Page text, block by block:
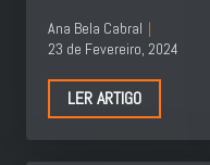
Ana Bela Cabral
23 de Fevereiro, 2024
LER ARTIGO